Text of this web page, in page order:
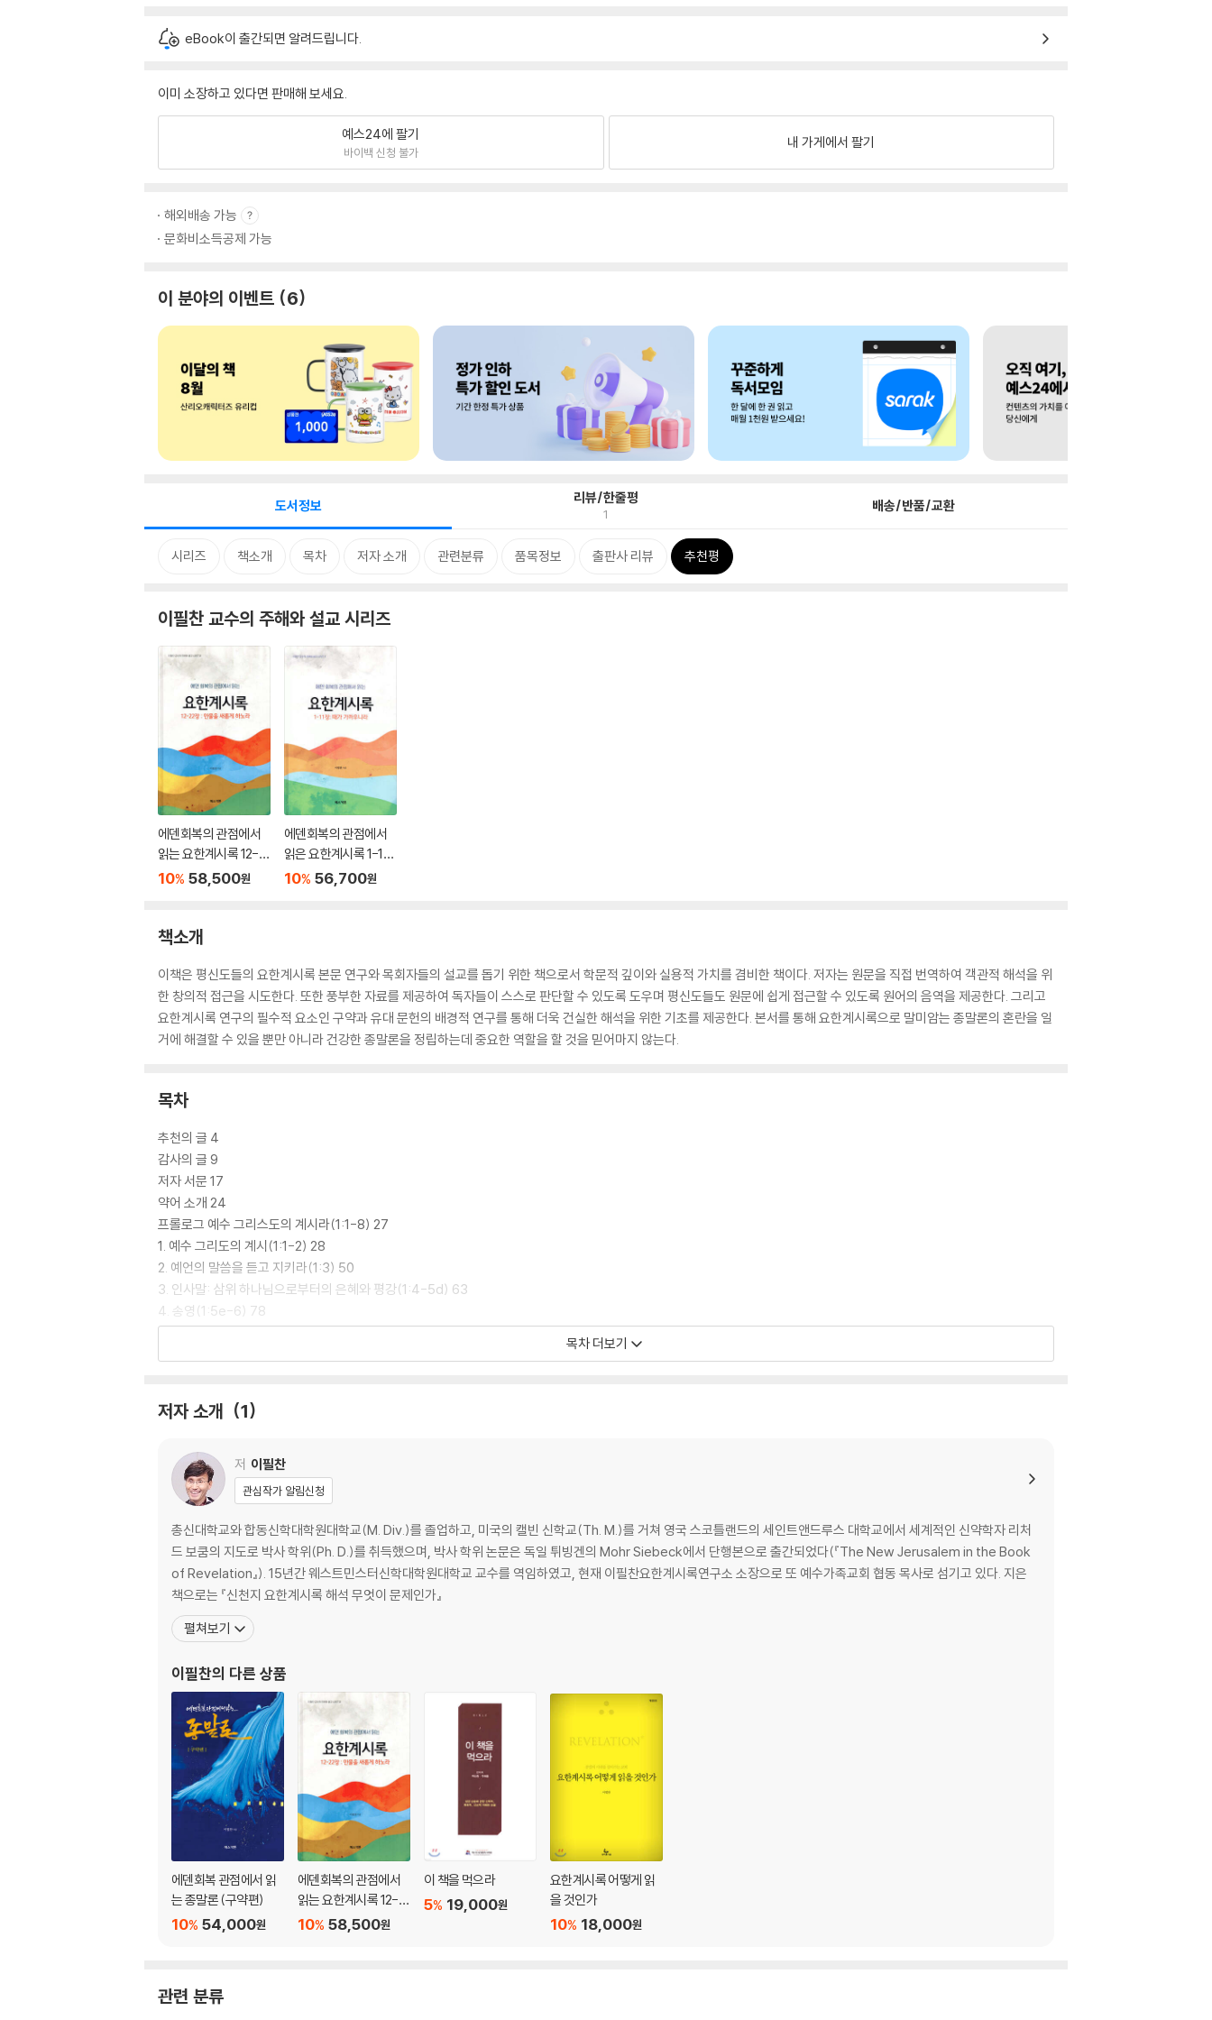
eBook이 출간되면 알려드립니다.
이미 소장하고 있다면 판매해 보세요.
예스24에 팔기
바이백 신청 불가
내 가게에서 팔기
해외배송 가능
문화비소득공제 가능
이 분야의 이벤트 6
도서정보 리뷰/한줄평
1 배송/반품/교환
시리즈 책소개 목차 저자 소개 관련분류 품목정보 출판사 리뷰 추천평
이필찬 교수의 주해와 설교 시리즈
에덴회복의 관점에서
읽는 요한계시록 12-2
2장: 만물을 새롭게 하
10% 58,500원
에덴회복의 관점에서
읽은 요한계시록 1-11
장: 때가 가까우니라
10% 56,700원
책소개
이책은 평신도들의 요한계시록 본문 연구와 목회자들의 설교를 돕기 위한 책으로서 학문적 깊이와 실용적 가치를 겸비한 책이다. 저자는 원문을 직접 번역하여 객관적 해석을 위
한 창의적 접근을 시도한다. 또한 풍부한 자료를 제공하여 독자들이 스스로 판단할 수 있도록 도우며 평신도들도 원문에 쉽게 접근할 수 있도록 원어의 음역을 제공한다. 그리고
요한계시록 연구의 필수적 요소인 구약과 유대 문헌의 배경적 연구를 통해 더욱 건실한 해석을 위한 기초를 제공한다. 본서를 통해 요한계시록으로 말미암는 종말론의 혼란을 일
거에 해결할 수 있을 뿐만 아니라 건강한 종말론을 정립하는데 중요한 역할을 할 것을 믿어마지 않는다.
목차
추천의 글 4
감사의 글 9
저자 서문 17
약어 소개 24
프롤로그 예수 그리스도의 계시라(1:1-8) 27
1. 예수 그리도의 계시(1:1-2) 28
2. 예언의 말씀을 듣고 지키라(1:3) 50
3. 인사말: 삼위 하나님으로부터의 은혜와 평강(1:4-5d) 63
4. 송영(1:5e-6) 78
5. 예수님의 승귀: 예수님의 재림인가, 아니면 승천인가?(1:7) 85
I. 책을 써서 일곱 교회에 보내라(1:9-11) 128
2. 요한이 소리를 듣다(1:10-11) 138
II. 승귀하신 예수님에 대한 환상과 말씀(1:12-20) 153
1. 승귀하신 예수님에 대한 환상(1:12-16) 153
2. 말씀하시는 예수님 (1:17-20) 171
서론부 2 일곱 교회에게 보내는 메시지(2:1-3:22) 200
예비적 고찰 200
1. 예언의 토양: 수신자의 정황 200
2. 문맥적 고찰: 2-3장은 독립적으로 존재하는가? 200 3. 장르: 선지적 메시지 204
4. 2-3장의 기능과 역할 206
6. 일곱 교회의 공통된 특징 208
I. 일곱 교회에게 보내는 메시지 1: 에베소, 서머나, 버가모, 두아디라 교회(2장) 211
1. 에베소 교회에게 보내는 메시지(2:1-7) 211
2. 서머나 교회에게 보내는 메시지(2:8-11) 244
3. 버가모 교회에게 보내는 메시지(2:12-17) 263
4. 두아디라 교회에게 보내는 메시지(2:18-29) 288
II. 일곱 교회에게 보내는 메시지 2: 사데, 빌라델비아, 라오디게아 교회(3장) 341
5. 사데 교회에게 보내는 메시지(3:1-6) 341
6. 빌라델비아 교회에게 보내는 메시지(3:7-13) 364
7. 라오디게아 교회에게 보내는 메시지(3:14-22) 397
본론부 심판과 구속(4-16장) 441
본론부 1 하늘 성전 환상(4-5장) 444
예비적 고찰 444
3. 4-5장의 문맥적 기능 446
목차 더보기
저자 소개 1
저 이필찬
관심작가 알림신청
총신대학교와 합동신학대학원대학교(M. Div.)를 졸업하고, 미국의 캘빈 신학교(Th. M.)를 거쳐 영국 스코틀랜드의 세인트앤드루스 대학교에서 세계적인 신약학자 리처
드 보쿰의 지도로 박사 학위(Ph. D.)를 취득했으며, 박사 학위 논문은 독일 튀빙겐의 Mohr Siebeck에서 단행본으로 출간되었다(『The New Jerusalem in the Book
of Revelation』). 15년간 웨스트민스터신학대학원대학교 교수를 역임하였고, 현재 이필찬요한계시록연구소 소장으로 또 예수가족교회 협동 목사로 섬기고 있다. 지은
책으로는 『신천지 요한계시록 해석 무엇이 문제인가』
펼쳐보기
이필찬의 다른 상품
에덴회복 관점에서 읽
는 종말론 (구약편)
54,000원
10%
에덴회복의 관점에서
읽는 요한계시록 12-2
2장: 만물을 새롭게 하
58,500원
10%
이 책을 먹으라
19,000원
5%
요한계시록 어떻게 읽
을 것인가
18,000원
10%
관련 분류